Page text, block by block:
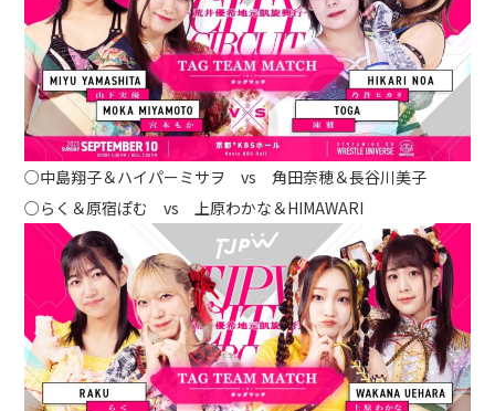
○中島翔子＆ハイパーミサヲ vs 角田奈穂＆長谷川美子
○らく＆原宿ぽむ vs 上原わかな＆HIMAWARI